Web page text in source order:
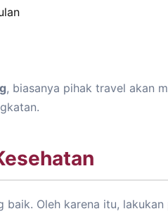
, biasanya pihak travel akan
Oleh karena itu,